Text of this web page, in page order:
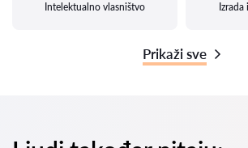
Intelektualno vlasništvo
Prikaži sve